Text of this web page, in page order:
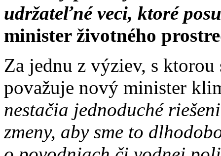
udržateľné veci, ktoré
minister životného
Za jednu z výziev, s
považuje nový minister
nestačia jednoduché
zmeny, aby sme to